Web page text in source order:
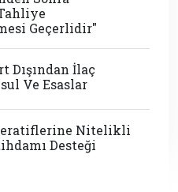
Geçerlidir"
Dışından İlaç
Ve Esaslar
Nitelikli
Desteği